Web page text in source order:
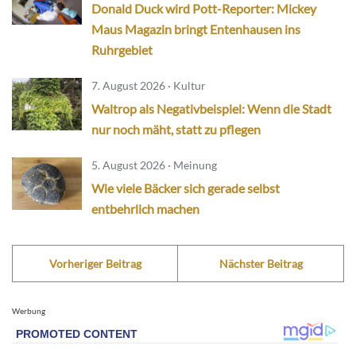
Donald Duck wird Pott-Reporter: Mickey
Maus Magazin bringt Entenhausen ins
Ruhrgebiet
7. August 2026 · Kultur
Waltrop als Negativbeispiel: Wenn die Stadt
nur noch mäht, statt zu pflegen
5. August 2026 · Meinung
Wie viele Bäcker sich gerade selbst
entbehrlich machen
Vorheriger Beitrag Nächster Beitrag
Werbung